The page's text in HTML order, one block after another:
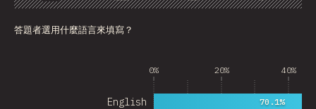
Belgium
圖表 資料 分享
自訂資料
答題者選用什麼語言來填寫？
0% 20% 40%
English 70.1%